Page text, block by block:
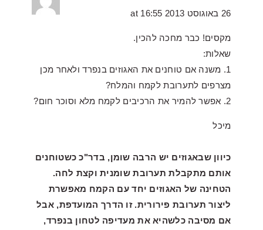
26 באוגוסט 2013 at 16:55
מקסים! כבר מחכה להכין.
שאלות:
1. משנה אם טוחנים את האגוזים בנפרד ולאחר מכן
מצרפים לתערובת לקמח והמלח?
2. אפשר להמיר את הרכיבים לקמח מלא וסוכר חום?
מיכל
כיוון שבאגוזים יש הרבה שומן, בדר"כ כשטוחנים
אותם מתקבלת תערובת שומנית וקצת לחה.
הטחינה של האגוזים יחד עם הקמח מאפשרת
ליצור תערובת פירורית. זו הדרך המועדפת, אבל
אם מסיבה כלשהיא את מעדיפה לטחון בנפרד,